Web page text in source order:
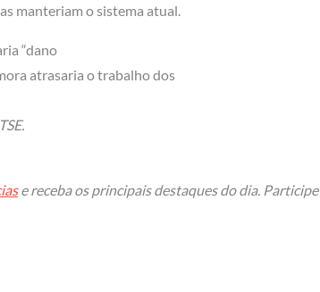
manteriam o sistema atual.
“dano
atrasaria o trabalho dos
e receba os principais destaques do dia.